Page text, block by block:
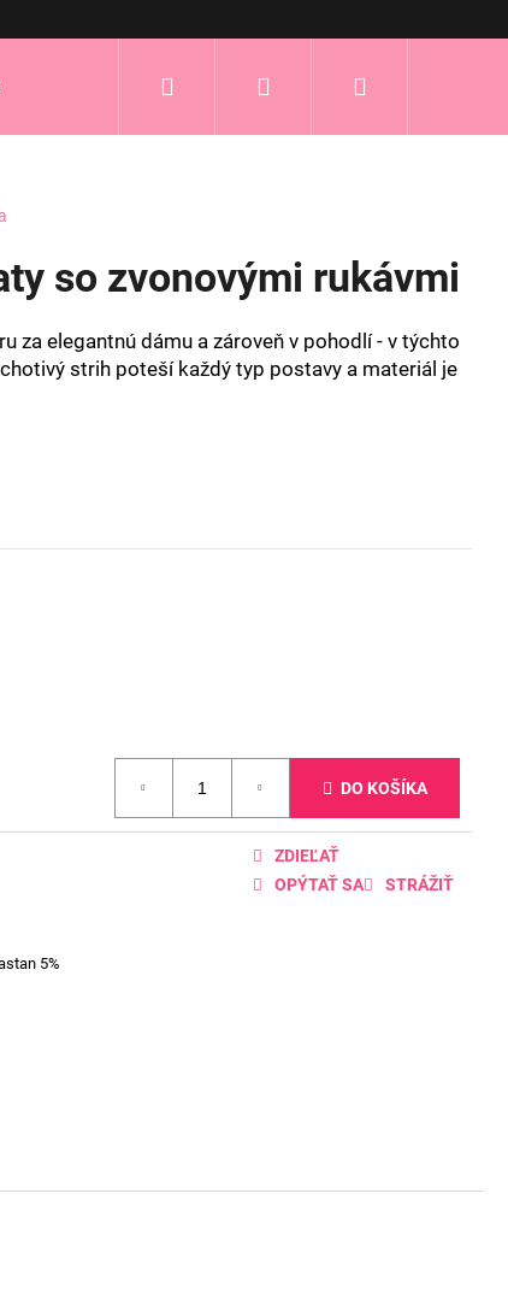
Prihlásenie
so zvonovými rukávmi
za elegantnú dámu a zároveň v pohodlí - v týchto
strih poteší každý typ postavy a materiál je
DO KOŠÍKA
5%
OPÝTAŤ SA STRÁŽIŤ
ZDIEĽAŤ